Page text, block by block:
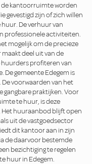
de kantoorruimte worden
gevestigd zijn of zich willen
De verhuur van
professionele activiteiten.
mogelijk om de precieze
deel uit van de
profiteren van
De gemeente Edegem is
voorwaarden van het
gangbare praktijken. Voor
te huur, is deze
Het huuraanbod blijft open
uit de vastgoedsector
dit kantoor aan in zijn
de daarvoor bestemde
bezichtiging te regelen
huur in Edegem.